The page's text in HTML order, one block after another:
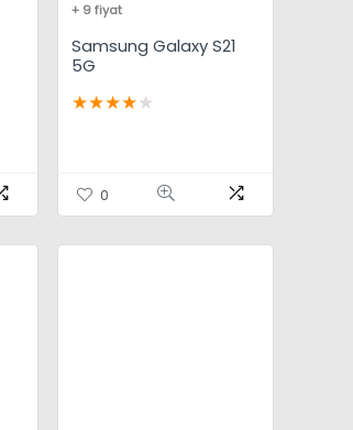
+ 9 fiyat
Samsung Galaxy S21
5G
★★★★★
0